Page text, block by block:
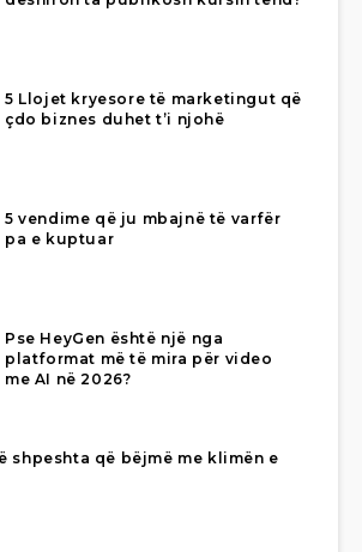
5 Llojet kryesore të marketingut që
çdo biznes duhet t’i njohë
5 vendime që ju mbajnë të varfër
pa e kuptuar
Pse HeyGen është një nga
platformat më të mira për video
me AI në 2026?
shpeshta që bëjmë me klimën e